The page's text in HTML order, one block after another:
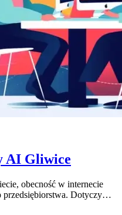
AI Gliwice
obecność w internecie
przedsiębiorstwa. Dotyczy…